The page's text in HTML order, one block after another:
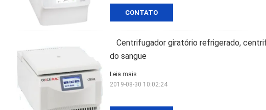
CONTATO
Centrifugador giratório refrigerado,
do sangue
Leia mais
2019-08-30 10:02:24